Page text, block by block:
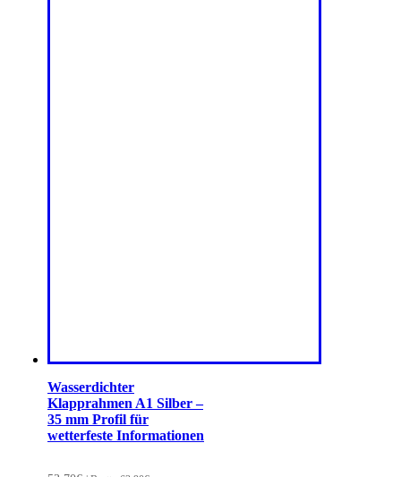
Wasserdichter
Klapprahmen A1 Silber –
35 mm Profil für
wetterfeste Informationen